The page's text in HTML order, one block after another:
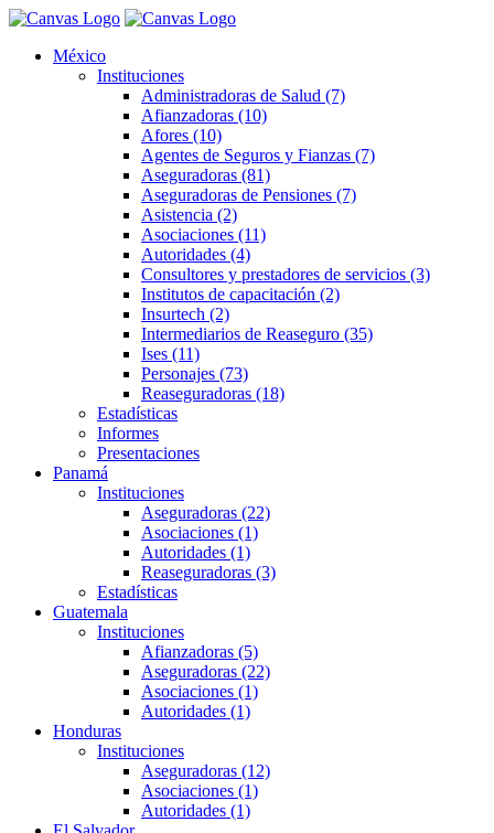
México
Instituciones
Administradoras de Salud (7)
Afianzadoras (10)
Afores (10)
Agentes de Seguros y Fianzas (7)
Aseguradoras (81)
Aseguradoras de Pensiones (7)
Asistencia (2)
Asociaciones (11)
Autoridades (4)
Consultores y prestadores de servicios (3)
Institutos de capacitación (2)
Insurtech (2)
Intermediarios de Reaseguro (35)
Ises (11)
Personajes (73)
Reaseguradoras (18)
Estadísticas
Informes
Presentaciones
Panamá
Instituciones
Aseguradoras (22)
Asociaciones (1)
Autoridades (1)
Reaseguradoras (3)
Estadísticas
Guatemala
Instituciones
Afianzadoras (5)
Aseguradoras (22)
Asociaciones (1)
Autoridades (1)
Honduras
Instituciones
Aseguradoras (12)
Asociaciones (1)
Autoridades (1)